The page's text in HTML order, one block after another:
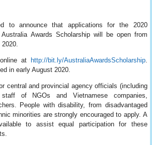
to announce that applications for the 2020
Awards Scholarship will be open from
at http://bit.ly/AustraliaAwardsScholarship.
in early August 2020.
central and provincial agency officials (including
of NGOs and Vietnamese companies,
People with disability, from disadvantaged
minorities are strongly encouraged to apply. A
to assist equal participation for these